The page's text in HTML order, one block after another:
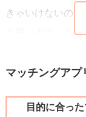
きゃいけないの
と思います。も
今後も飽きさせな
変わってより楽
マッチングアプ
目的に合っ